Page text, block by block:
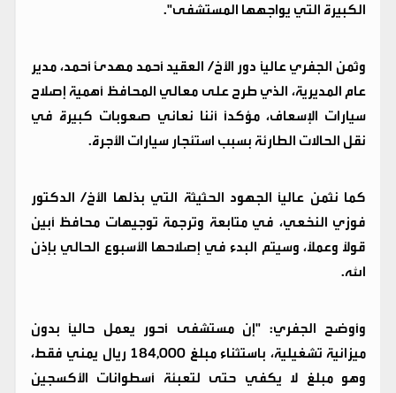
الكبيرة التي يواجهها المستشفى".
وثمن الجفري عالياً دور الأخ/ العقيد أحمد مهدئ أحمد، مدير
عام المديرية، الذي طرح على معالي المحافظ أهمية إصلاح
سيارات الإسعاف، مؤكداً أننا نعاني صعوبات كبيرة في
نقل الحالات الطارئة بسبب استئجار سيارات الأجرة.
كما نثمن عالياً الجهود الحثيثة التي بذلها الأخ/ الدكتور
فوزي النخعي، في متابعة وترجمة توجيهات محافظ أبين
قولاً وعملاً، وسيتم البدء في إصلاحها الأسبوع الحالي بإذن
الله.
وأوضح الجفري: "إن مستشفى أحور يعمل حالياً بدون
ميزانية تشغيلية، باستثناء مبلغ 184,000 ريال يمني فقط،
وهو مبلغ لا يكفي حتى لتعبئة أسطوانات الأكسجين